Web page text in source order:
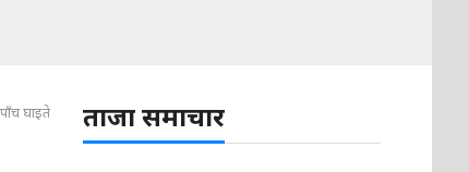
घाइते ताजा समाचार